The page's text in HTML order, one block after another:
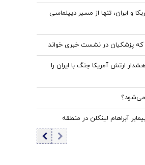
و ایران، تنها از مسیر دیپلماسی
که پزشکیان در نشست خبری خواند
ارتش آمریکا جنگ با ایران را
می‌شود؟
آبراهام لینکلن در منطقه